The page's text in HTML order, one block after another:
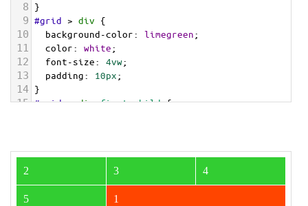
8 }
9 #grid > div {
10 background-color: limegreen;
11 color: white;
12 font-size: 4vw;
13 padding: 10px;
14 }
15 #grid > div:first-child {
alternate forwards;
19
20 @keyframes myAnimation {
21